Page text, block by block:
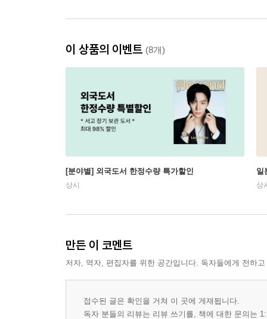
이 상품의 이벤트 (8개)
[분야별] 외국도서 한정수량 특가할인
상시
일
상
만든 이 코멘트
저자, 역자, 편집자를 위한 공간입니다. 독자들에게 전하
접수된 글은 확인을 거쳐 이 곳에 게재됩니다.
독자 분들의 리뷰는 리뷰 쓰기를, 책에 대한 문의는